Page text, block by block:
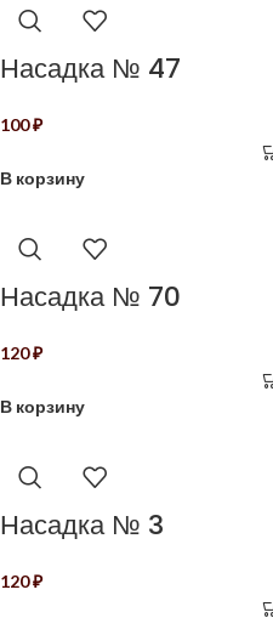
Насадка № 47
100₽
В корзину
Насадка № 70
120₽
В корзину
Насадка № 3
120₽